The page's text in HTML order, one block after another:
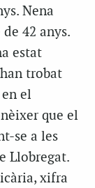
Nena
42 anys.
estat
han trobat
el
que el
se a les
Llobregat.
xifra